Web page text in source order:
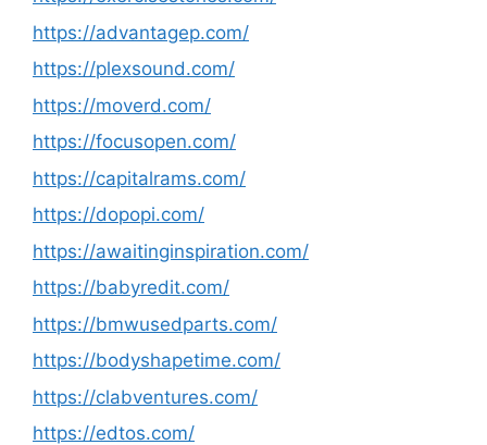
https://advantagep.com/
https://plexsound.com/
https://moverd.com/
https://focusopen.com/
https://capitalrams.com/
https://dopopi.com/
https://awaitinginspiration.com/
https://babyredit.com/
https://bmwusedparts.com/
https://bodyshapetime.com/
https://clabventures.com/
https://edtos.com/